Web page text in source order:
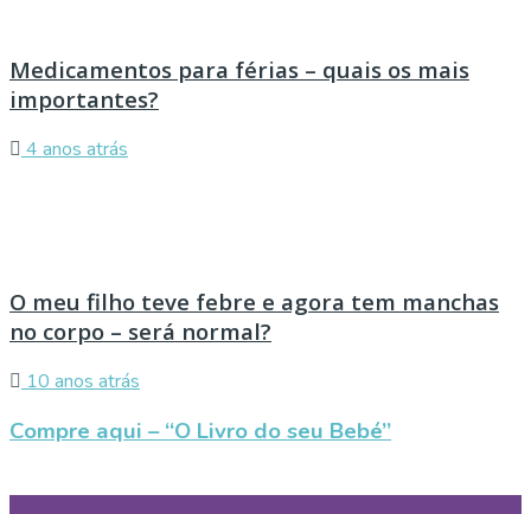
Medicamentos para férias – quais os mais
importantes?
4 anos atrás
O meu filho teve febre e agora tem manchas
no corpo – será normal?
10 anos atrás
Compre aqui – “O Livro do seu Bebé”